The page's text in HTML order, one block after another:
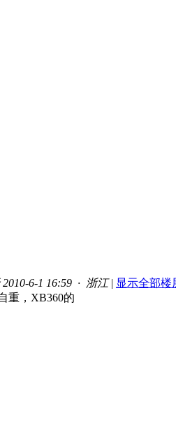
6-1 16:59 · 浙江 | 显示全部楼
重，XB360的